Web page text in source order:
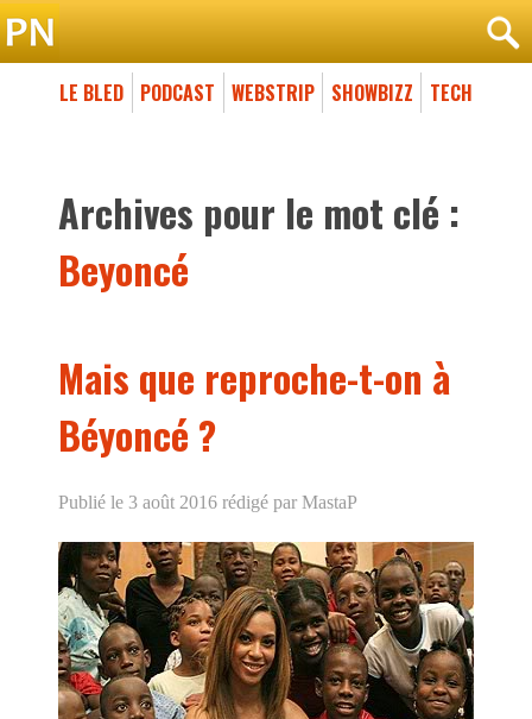
LE BLED PODCAST WEBSTRIP SHOWBIZZ TECH
Archives pour le mot clé :
Beyoncé
Mais que reproche-t-on à
Béyoncé ?
Publié le 3 août 2016 rédigé par MastaP